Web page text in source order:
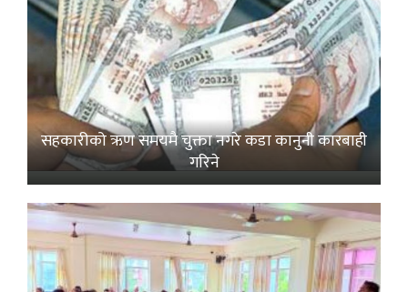
सहकारीको ऋण समयमै चुक्ता नगरे कडा कानुनी कारबाही
गरिने